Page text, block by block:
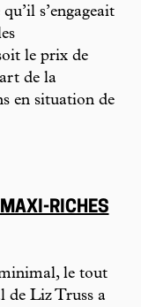
s’engageait
le prix de
de la
en situation de
RICHES
le tout
de Liz Truss a